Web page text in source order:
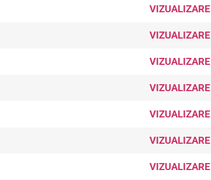
VIZUALIZARE
VIZUALIZARE
VIZUALIZARE
VIZUALIZARE
VIZUALIZARE
VIZUALIZARE
VIZUALIZARE